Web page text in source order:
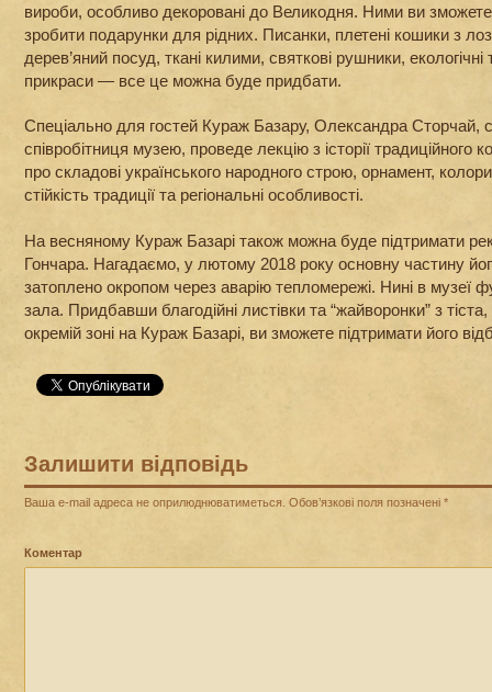
вироби, особливо декоровані до Великодня. Ними ви зможете
зробити подарунки для рідних. Писанки, плетені кошики з
дерев’яний посуд, ткані килими, святкові рушники, екологічні
прикраси — все це можна буде придбати.
Спеціально для гостей Кураж Базару, Олександра Сторчай,
співробітниця музею, проведе лекцію з історії традиційного
про складові українського народного строю, орнамент,
стійкість традиції та регіональні особливості.
На весняному Кураж Базарі також можна буде підтримати
Гончара. Нагадаємо, у лютому 2018 року основну частину
затоплено окропом через аварію тепломережі. Нині в музеї
зала. Придбавши благодійні листівки та “жайворонки” з
окремій зоні на Кураж Базарі, ви зможете підтримати його
Залишити відповідь
Ваша e-mail адреса не оприлюднюватиметься. Обов’язкові поля позначені *
Коментар